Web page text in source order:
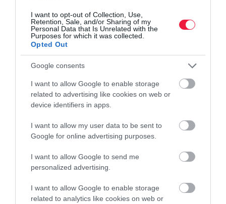
I want to opt-out of Collection, Use,
Retention, Sale, and/or Sharing of my
Personal Data that Is Unrelated with the
Purposes for which it was collected.
Opted Out
Google consents
I want to allow Google to enable storage
related to advertising like cookies on web or
device identifiers in apps.
I want to allow my user data to be sent to
Google for online advertising purposes.
I want to allow Google to send me
personalized advertising.
I want to allow Google to enable storage
related to analytics like cookies on web or